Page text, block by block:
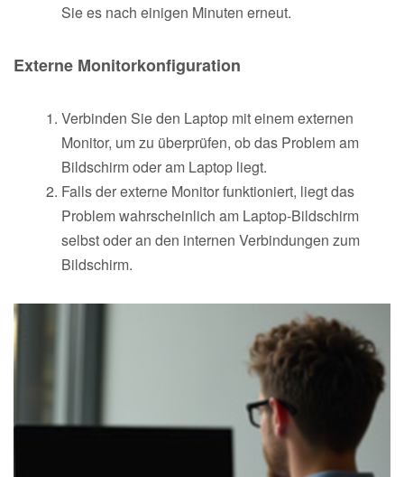
Sie es nach einigen Minuten erneut.
Externe Monitorkonfiguration
Verbinden Sie den Laptop mit einem externen
Monitor, um zu überprüfen, ob das Problem am
Bildschirm oder am Laptop liegt.
Falls der externe Monitor funktioniert, liegt das
Problem wahrscheinlich am Laptop-Bildschirm
selbst oder an den internen Verbindungen zum
Bildschirm.